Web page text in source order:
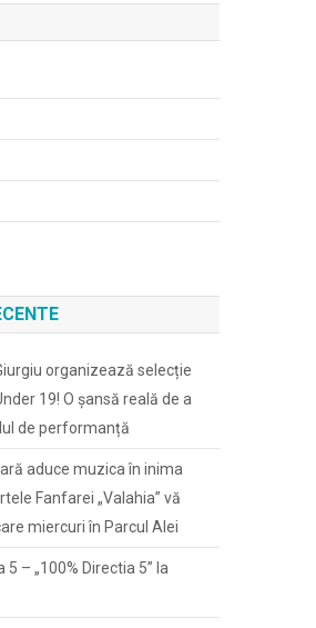
organizează selecție
19! O șansă reală de a
de performanță
aduce muzica în inima
Fanfarei „Valahia” vă
miercuri în Parcul Alei
– „100% Directia 5” la